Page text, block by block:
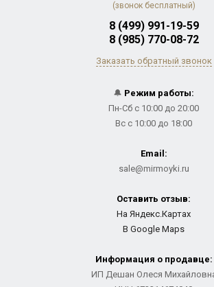
(звонок бесплатный)
8 (499) 991-19-59
8 (985) 770-08-72
Заказать обратный звонок
🔔 Режим работы:
Пн-Сб с 10:00 до 20:00
Вс с 10:00 до 18:00
Email:
sale@mirmoyki.ru
Оставить отзыв:
На Яндекс.Картах
В Google Maps
Информация о продавце:
ИП Дешан Олеся